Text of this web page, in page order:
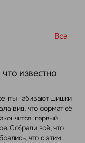
Все
известно
набивают шишки
вид, что формат её
первый
Собрали всё, что
что с этим